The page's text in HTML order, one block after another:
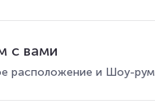
с вами
расположение и Шоу-рум